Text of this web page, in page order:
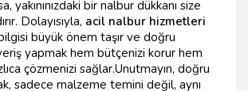
yakınınızdaki bir nalbur dükkanı size
Dolayısıyla, acil nalbur hizmetleri
büyük önem taşır ve doğru
yapmak hem bütçenizi korur hem
çözmenizi sağlar.Unutmayın, doğru
sadece malzeme temini değil, aynı